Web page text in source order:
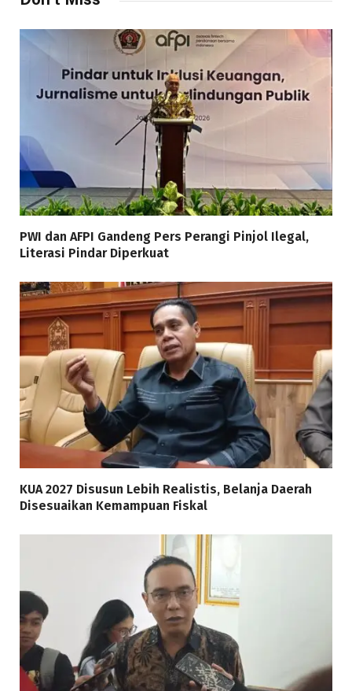
PWI dan AFPI Gandeng Pers Perangi Pinjol Ilegal,
Literasi Pindar Diperkuat
KUA 2027 Disusun Lebih Realistis, Belanja Daerah
Disesuaikan Kemampuan Fiskal